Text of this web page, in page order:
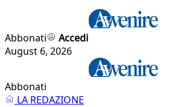
Abbonati
Accedi
August 6, 2026
Abbonati
LA REDAZIONE